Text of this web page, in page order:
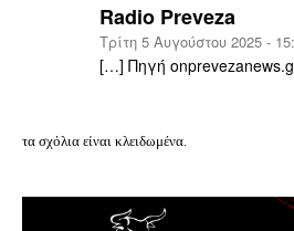
Radio Preveza
Τρίτη 5 Αυγούστου 2025 -
[…] Πηγή
τα σχόλια είναι κλειδωμένα.